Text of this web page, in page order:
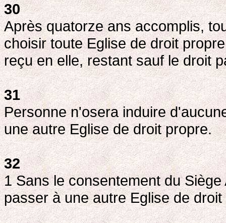
30
Après quatorze ans accomplis,
choisir toute Eglise de droit
reçu en elle, restant sauf le droit
31
Personne n'osera induire
une autre Eglise de droit propre.
32
1 Sans le consentement du
passer à une autre Eglise de